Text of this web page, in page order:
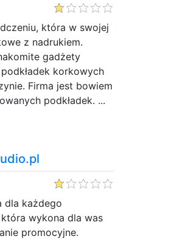
która w swojej
z nadrukiem.
gadżety
korkowych
Firma jest bowiem
podkładek. ...
dla każdego
wykona dla was
promocyjne.